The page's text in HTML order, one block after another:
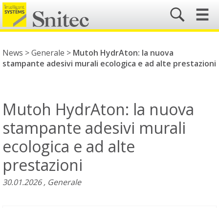
☰
News >Generale > Mutoh HydrAton: la nuova
stampante adesivi murali ecologica e ad alte prestazioni
Mutoh HydrAton: la nuova
stampante adesivi murali
ecologica e ad alte
prestazioni
30.01.2026 Generale